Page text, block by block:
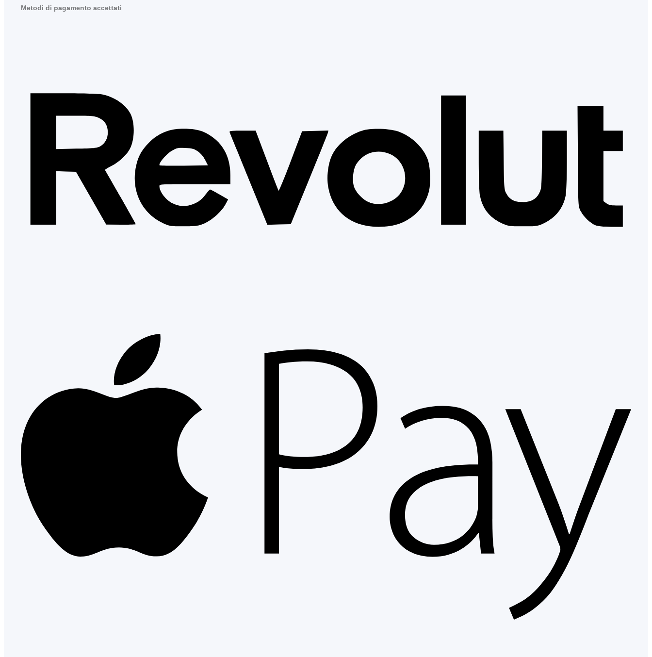
Metodi di pagamento accettati